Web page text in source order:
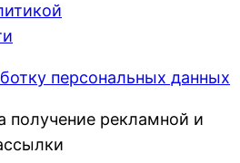
персональных данных
получение рекламной и